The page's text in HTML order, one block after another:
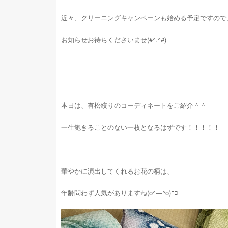
近々、クリーニングキャンペーンも始める予定ですので
お知らせお待ちくださいませ(#^.^#)
本日は、有松絞りのコーディネートをご紹介＾＾
一生飽きることのない一枚となるはずです！！！！！
華やかに演出してくれるお花の柄は、
年齢問わず人気がありますね(o^―^o)ﾆｺ